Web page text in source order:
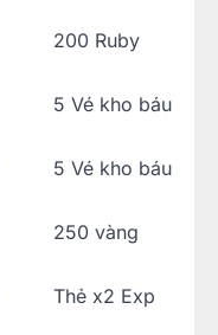
200 Ruby
5 Vé kho báu
5 Vé kho báu
250 vàng
Thẻ x2 Exp